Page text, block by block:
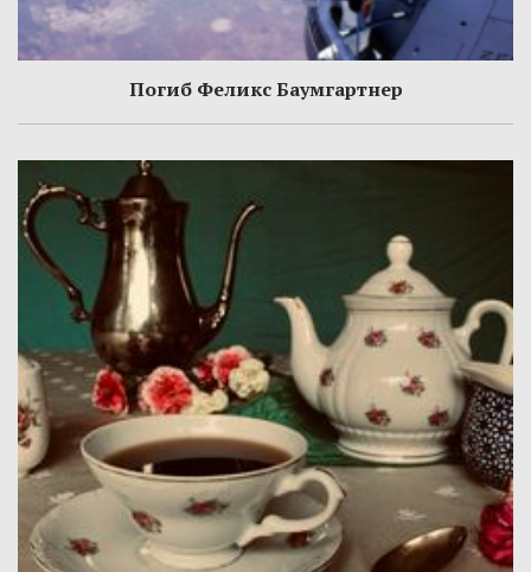
Погиб Феликс Баумгартнер